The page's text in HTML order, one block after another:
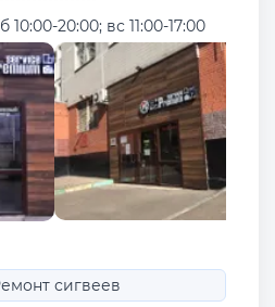
10:00-20:00; вс 11:00-17:00
сигвеев